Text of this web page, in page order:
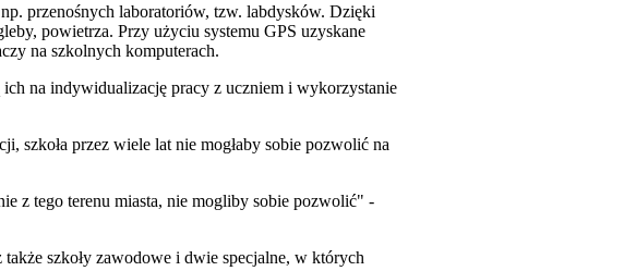
przenośnych laboratoriów, tzw. labdysków. Dzięki
powietrza. Przy użyciu systemu GPS uzyskane
na szkolnych komputerach.
na indywidualizację pracy z uczniem i wykorzystanie
szkoła przez wiele lat nie mogłaby sobie pozwolić na
z tego terenu miasta, nie mogliby sobie pozwolić" -
szkoły zawodowe i dwie specjalne, w których